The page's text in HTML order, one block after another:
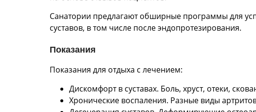
Санатории предлагают обширные программы для
суставов, в том числе после эндопротезирования.
Показания
Показания для отдыха с лечением:
Дискомфорт в суставах. Боль, хруст, отеки,
Хронические воспаления. Разные виды